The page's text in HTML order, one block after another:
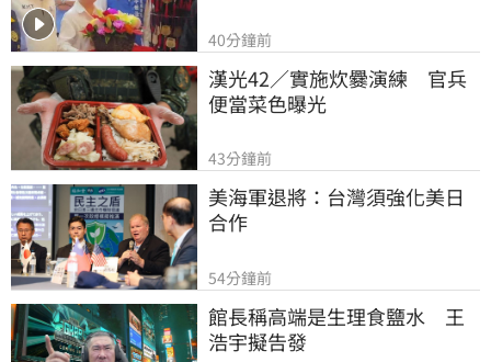
40分鐘前
漢光42／實施炊爨演練　官兵
便當菜色曝光
43分鐘前
美海軍退將：台灣須強化美日
合作
54分鐘前
館長稱高端是生理食鹽水　王
浩宇擬告發